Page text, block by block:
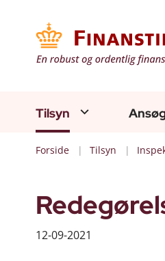
Tilsyn
Forside Tilsyn
12-09-2021